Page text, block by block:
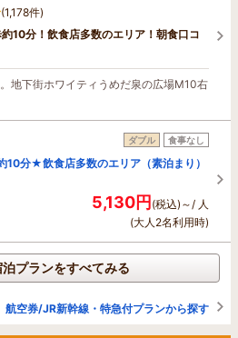
(1,178件)
10分！飲食店多数のエリア！朝食口コ
地下街ホワイティうめだ泉の広場M10右
ダブル 食事なし
10分★飲食店多数のエリア（素泊まり）
5,130円(税込)～/ 人
(大人2名利用時)
プランをすべてみる
航空券/JR新幹線・特急付プランから探す